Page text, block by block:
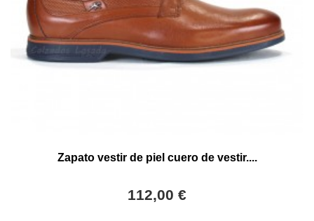
Zapato vestir de piel cuero de vestir....
112,00 €